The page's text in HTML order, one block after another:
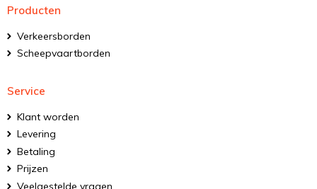
Producten
Verkeersborden
Scheepvaartborden
Service
Klant worden
Levering
Betaling
Prijzen
Veelgestelde vragen